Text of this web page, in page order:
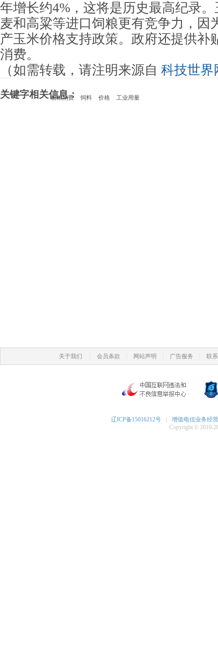
年增长约4%，这将是历史最高纪录
麦和高粱等进口饲粮更有竞争力，因
产玉米价格支持政策。政府还提供补
消费。
（如需转载，请注明来源自 科技世界
关键字相关信息：
粗粮消费 饲料 价格 工业用量
关于我们 会员条款 网站声明 广告服务 联
辽ICP备15016212号
增值电信业务经
Copyright © 2010-